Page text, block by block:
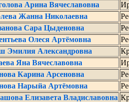
Арина Вячеславовна
Жанна Николаевна
Сара Цыденовна
Олеся Артёмовна
Эмилия Александровна
Яна Вячеславовна
Карина Арсеновна
Нарыйа Артёмовна
Елизавета Владиславовна